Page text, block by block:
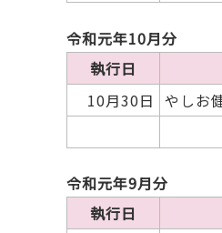
令和元年10月分
執行日
10月30日 やしお
令和元年9月分
執行日